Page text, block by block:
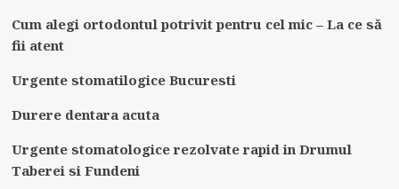
Cum alegi ortodontul potrivit pentru cel mic – La ce să
fii atent
Urgente stomatilogice Bucuresti
Durere dentara acuta
Urgente stomatologice rezolvate rapid in Drumul
Taberei si Fundeni